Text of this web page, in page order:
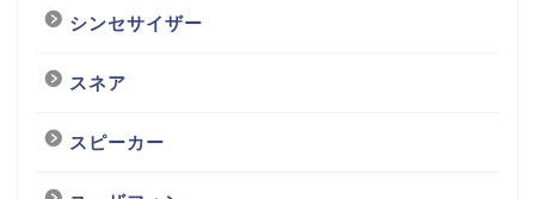
シンセサイザー
スネア
スピーカー